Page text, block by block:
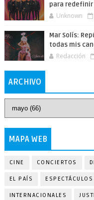
para
Unknown
Mar Solís:
todas mis
Redacción
ARCHIVO
MAPA WEB
CINE CONCIERTOS
EL PAÍS ESPECTÁCULOS
INTERNACIONALES